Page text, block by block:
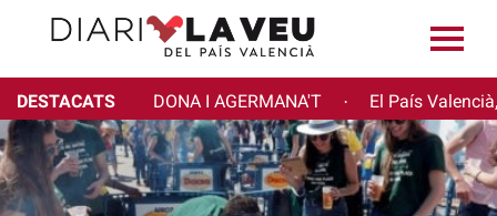
DESTACATS DONA I AGERMANA'T · El País